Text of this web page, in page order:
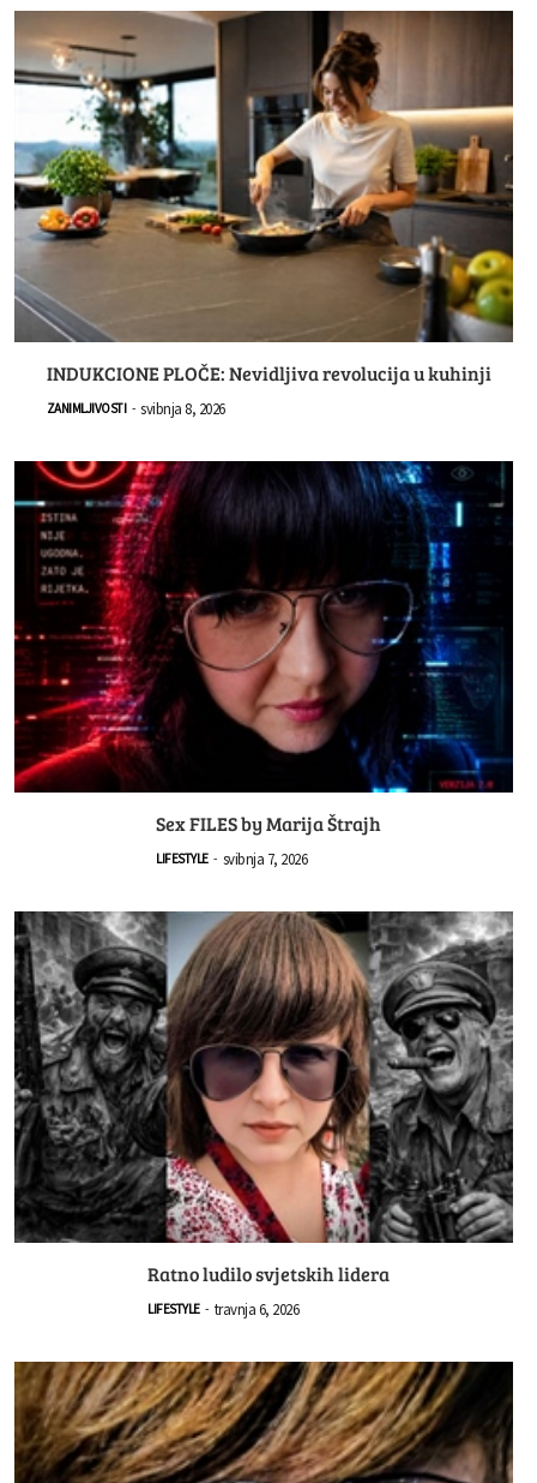
INDUKCIONE PLOČE: Nevidljiva revolucija u kuhinji
ZANIMLJIVOSTI - svibnja 8, 2026
Sex FILES by Marija Štrajh
LIFESTYLE - svibnja 7, 2026
Ratno ludilo svjetskih lidera
LIFESTYLE - travnja 6, 2026